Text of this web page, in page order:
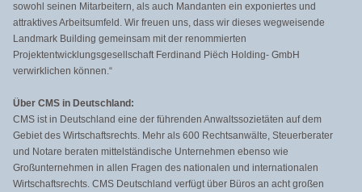
sowohl seinen Mitarbeitern, als auch Mandanten ein exponiertes und
attraktives Arbeitsumfeld. Wir freuen uns, dass wir dieses wegweisende
Landmark Building gemeinsam mit der renommierten
Projektentwicklungsgesellschaft Ferdinand Piëch Holding- GmbH
verwirklichen können.“
Über CMS in Deutschland:
CMS ist in Deutschland eine der führenden Anwaltssozietäten auf dem
Gebiet des Wirtschaftsrechts. Mehr als 600 Rechtsanwälte, Steuerberater
und Notare beraten mittelständische Unternehmen ebenso wie
Großunternehmen in allen Fragen des nationalen und internationalen
Wirtschaftsrechts. CMS Deutschland verfügt über Büros an acht großen